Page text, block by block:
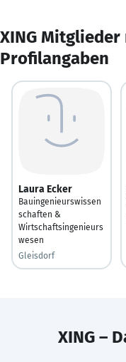
XING
Profilangaben
Laura Ecker
Bauingenieurswissen
schaften &
Wirtschaftsingenieurs
wesen
Gleisdorf
XING –